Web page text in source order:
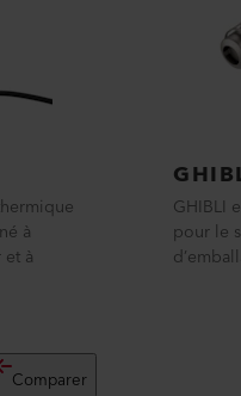
à
à
Comparer
GHIBLI
pour le